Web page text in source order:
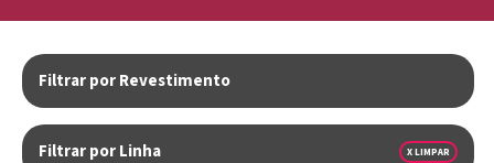
Filtrar por Revestimento
Filtrar por Linha X LIMPAR